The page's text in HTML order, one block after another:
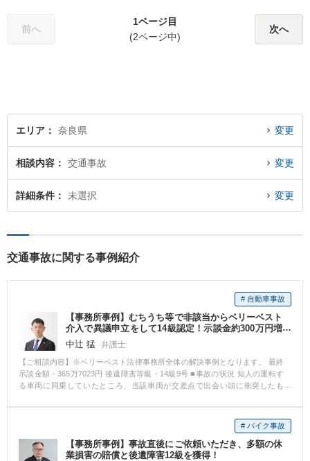
無料相談をご利用ください。
【Zoom相談可】
前へ
1ページ目
(2ページ中)
次へ
エリア 奈良県 変更
相談内容 交通事故 変更
詳細条件 未選択 変更
交通事故に関する事例紹介
# 自動車事故
【事務所事例】むちうち等で非該当からベリーベスト
介入で異議申立をして14級認定！示談金約300万円増
額！
中辻 猛 弁護士
【ご相談内容】※ベリーベスト法律事務所全体の解決事例となります。 最終
示談金額・365万7023円 後遺障害等級・14級9号 ■事故の状況 知人の運転す
る車両に同乗していたところ、当該車両が交差点で出会い頭に衝突したも
ら5カ月間通院したところで相手方保険会社からの治療費の支払いを打ち切ら
れ、約60万円の示談金の提示を受けたところで、相談に来られました。 ■ベ
リーベスト法律事務所の対応とその結果 Hさんは、治療費の打ち切り後も通
院を続けており、症状が残存していたことから、後遺障害の申請をしました
が自賠責保険からは非該当の認定を受けました。 その後、非該当であること
# バイク事故
【事務所事例】事故直後にご依頼いただき、多額の休
業損害の賠償と後遺障害12級を獲得！